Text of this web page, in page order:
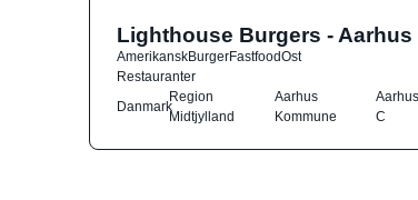
Lighthouse Burgers -
AmerikanskBurgerFastfoodOst
Restauranter
Danmark
Region
Midtjylland
Aarhus
Kommune
Aarhus
C